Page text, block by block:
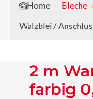
Home Bleche
Walzblei /
2 m
farbig